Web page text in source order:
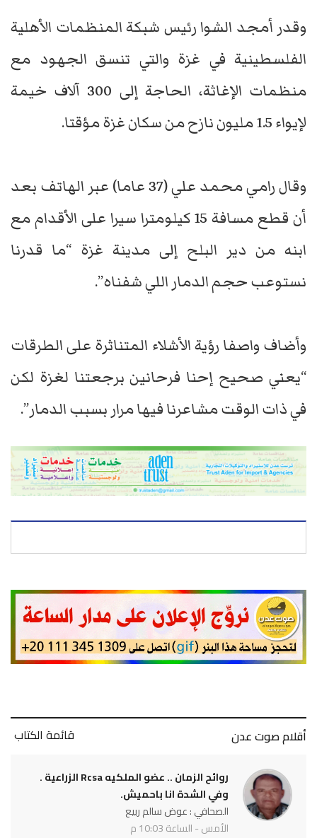
وقدر أمجد الشوا رئيس شبكة المنظمات الأهلية
الفلسطينية في غزة والتي تنسق الجهود مع
منظمات الإغاثة، الحاجة إلى 300 آلاف خيمة
لإيواء 1.5 مليون نازح من سكان غزة مؤقتا.
وقال رامي محمد علي (37 عاما) عبر الهاتف بعد
أن قطع مسافة 15 كيلومترا سيرا على الأقدام مع
ابنه من دير البلح إلى مدينة غزة “ما قدرنا
نستوعب حجم الدمار اللي شفناه”.
وأضاف واصفا رؤية الأشلاء المتناثرة على الطرقات
“يعني صحيح إحنا فرحانين برجعتنا لغزة لكن
في ذات الوقت مشاعرنا فيها مرار بسبب الدمار”.
أقلام صوت عدن قائمة الكتاب
روائح الزمان .. عضو الملكيه Rcsa الزراعية .
وفي الشدة انا باحميش.
الصحافي : عوض سالم ربيع
الأمس - الساعة 10:03 م